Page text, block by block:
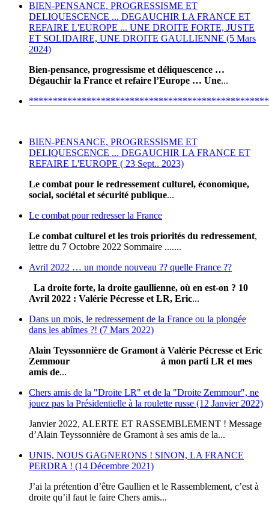
BIEN-PENSANCE, PROGRESSISME ET
DELIQUESCENCE ... DEGAUCHIR LA FRANCE ET
REFAIRE L'EUROPE ... UNE DROITE FORTE, JUSTE
ET SOLIDAIRE, UNE DROITE GAULLIENNE (5 Mars
2024)
Bien-pensance, progressisme et déliquescence …
Dégauchir la France et refaire l’Europe … Une...
BIEN-PENSANCE, PROGRESSISME ET
DELIQUESCENCE ... DEGAUCHIR LA FRANCE ET
REFAIRE L'EUROPE ( 23 Sept.. 2023)
Le combat pour le redressement culturel, économique,
social, sociétal et sécurité publique...
Le combat pour redresser la France
Le combat culturel et les trois priorités du redressement,
lettre du 7 Octobre 2022 Sommaire .......
Avril 2022 … un monde nouveau ?? quelle France ??
La droite forte, la droite gaullienne, où en est-on ? 10
Avril 2022 : Valérie Pécresse et LR, Eric...
Dans un mois, le redressement de la France ou la plongée
dans les abîmes ?! (7 Mars 2022)
Alain Teyssonnière de Gramont à Valérie Pécresse et Eric
Zemmour
à mon parti LR et mes
amis de...
Chers amis de la "Droite LR" et de la "Droite Zemmour", ne
jouez pas la Présidentielle à la roulette russe (12 Janvier 2022)
Janvier 2022, ALERTE ET RASSEMBLEMENT ! Message
d’Alain Teyssonnière de Gramont à ses amis de la...
UNIS, NOUS GAGNERONS ! SINON, LA FRANCE
PERDRA ! (14 Décembre 2021)
J’ai la prétention d’être Gaullien et le Rassemblement, c’est à
droite qu’il faut le faire Chers amis...